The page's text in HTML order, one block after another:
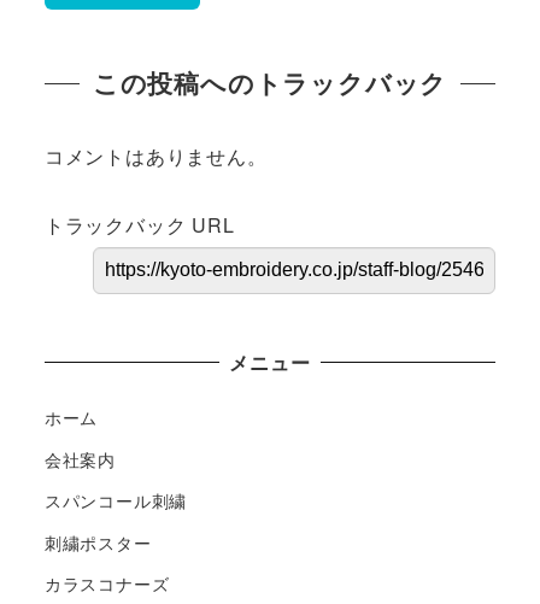
この投稿へのトラックバック
コメントはありません。
トラックバック URL
メニュー
ホーム
会社案内
スパンコール刺繍
刺繍ポスター
カラスコナーズ